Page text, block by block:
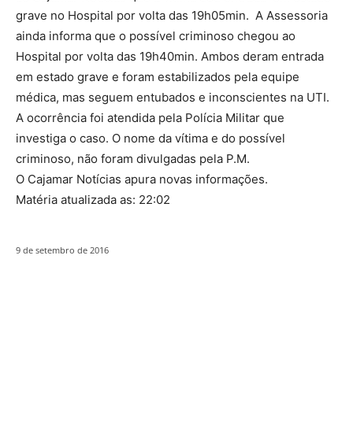
grave no Hospital por volta das 19h05min. A Assessoria
ainda informa que o possível criminoso chegou ao
Hospital por volta das 19h40min. Ambos deram entrada
em estado grave e foram estabilizados pela equipe
médica, mas seguem entubados e inconscientes na UTI.
A ocorrência foi atendida pela Polícia Militar que
investiga o caso. O nome da vítima e do possível
criminoso, não foram divulgadas pela P.M.
O Cajamar Notícias apura novas informações.
Matéria atualizada as: 22:02
9 de setembro de 2016